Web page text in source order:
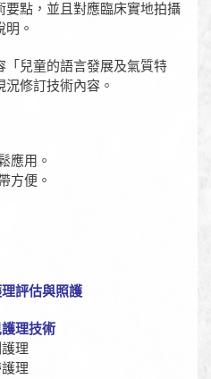
要點，並且對應臨床實地拍攝
。
兒童的語言發展及氣質特
修訂技術內容。
應用。
方便。
評估與照護
理技術
理
理